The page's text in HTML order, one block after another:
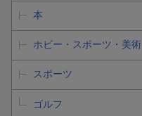
本
ホビー・スポーツ・美術
スポーツ
ゴルフ